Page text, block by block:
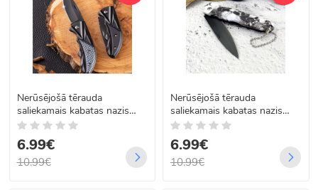
Nerūsējošā tērauda
saliekamais kabatas nazis
Y1200
6.99€
10.99€
Nerūsējošā tērauda
saliekamais kabatas nazis
Y1201
6.99€
10.99€